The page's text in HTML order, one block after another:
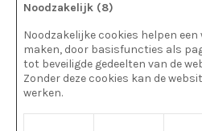
Noodzakelijk (8)
Noodzakelijke cookies helpen
maken, door basisfuncties als
tot beveiligde gedeelten van de
Zonder deze cookies kan de
werken.